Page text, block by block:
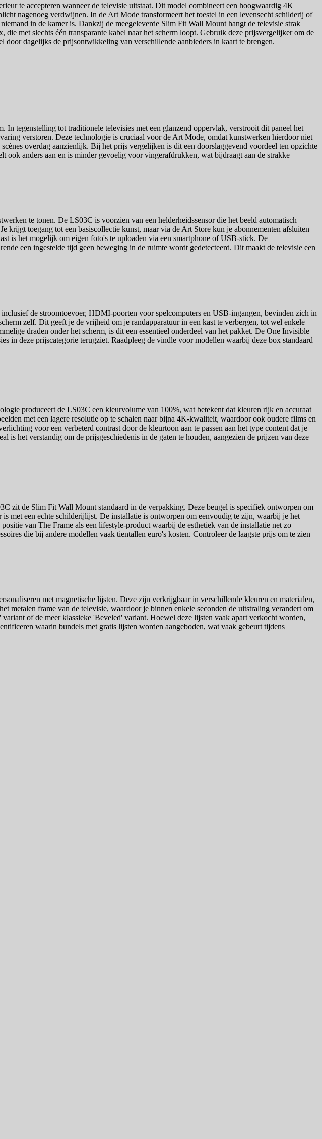
te accepteren wanneer de televisie uitstaat. Dit model combineert een hoogwaardig 4K
nagenoeg verdwijnen. In de Art Mode transformeert het toestel in een levensecht schilderij of
in de kamer is. Dankzij de meegeleverde Slim Fit Wall Mount hangt de televisie strak
met slechts één transparante kabel naar het scherm loopt. Gebruik deze prijsvergelijker om de
dagelijks de prijsontwikkeling van verschillende aanbieders in kaart te brengen.
tegenstelling tot traditionele televisies met een glanzend oppervlak, verstrooit dit paneel het
verstoren. Deze technologie is cruciaal voor de Art Mode, omdat kunstwerken hierdoor niet
overdag aanzienlijk. Bij het prijs vergelijken is dit een doorslaggevend voordeel ten opzichte
anders aan en is minder gevoelig voor vingerafdrukken, wat bijdraagt aan de strakke
te tonen. De LS03C is voorzien van een helderheidssensor die het beeld automatisch
toegang tot een basiscollectie kunst, maar via de Art Store kun je abonnementen afsluiten
is het mogelijk om eigen foto's te uploaden via een smartphone of USB-stick. De
een ingestelde tijd geen beweging in de ruimte wordt gedetecteerd. Dit maakt de televisie een
de stroomtoevoer, HDMI-poorten voor spelcomputers en USB-ingangen, bevinden zich in
zelf. Dit geeft je de vrijheid om je randapparatuur in een kast te verbergen, tot wel enkele
draden onder het scherm, is dit een essentieel onderdeel van het pakket. De One Invisible
in deze prijscategorie terugziet. Raadpleeg de vindle voor modellen waarbij deze box standaard
produceert de LS03C een kleurvolume van 100%, wat betekent dat kleuren rijk en accuraat
met een lagere resolutie op te schalen naar bijna 4K-kwaliteit, waardoor ook oudere films en
voor een verbeterd contrast door de kleurtoon aan te passen aan het type content dat je
het verstandig om de prijsgeschiedenis in de gaten te houden, aangezien de prijzen van deze
zit de Slim Fit Wall Mount standaard in de verpakking. Deze beugel is specifiek ontworpen om
met een echte schilderijlijst. De installatie is ontworpen om eenvoudig te zijn, waarbij je het
van The Frame als een lifestyle-product waarbij de esthetiek van de installatie net zo
die bij andere modellen vaak tientallen euro's kosten. Controleer de laagste prijs om te zien
met magnetische lijsten. Deze zijn verkrijgbaar in verschillende kleuren en materialen,
frame van de televisie, waardoor je binnen enkele seconden de uitstraling verandert om
of de meer klassieke 'Beveled' variant. Hoewel deze lijsten vaak apart verkocht worden,
waarin bundels met gratis lijsten worden aangeboden, wat vaak gebeurt tijdens